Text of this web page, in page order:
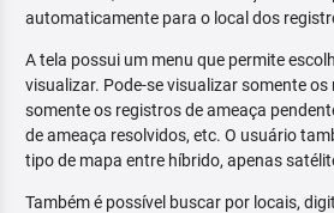
automaticamente para o local dos
A tela possui um menu que permite
visualizar. Pode-se visualizar somente os
somente os registros de ameaça
de ameaça resolvidos, etc. O usuário
tipo de mapa entre híbrido, apenas
Também é possível buscar por locais,